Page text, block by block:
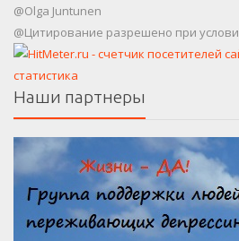
@Olga Juntunen
@Цитирование разрешено при
Наши партнеры